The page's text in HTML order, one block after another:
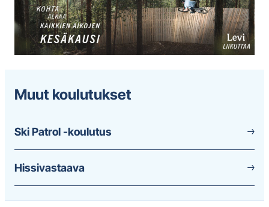
Muut koulutukset
Ski Patrol -koulutus
Hissivastaava